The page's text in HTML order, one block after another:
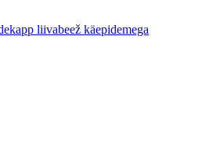
liivabeež käepidemega